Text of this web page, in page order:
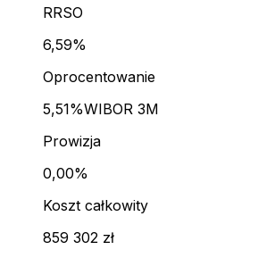
RRSO
6,59%
Oprocentowanie
5,51%WIBOR 3M
Prowizja
0,00%
Koszt całkowity
859 302 zł